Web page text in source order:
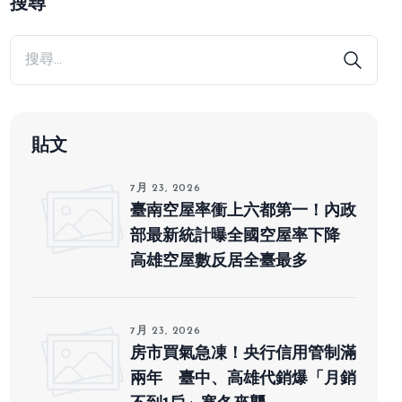
搜尋
貼文
7月 23, 2026
臺南空屋率衝上六都第一！內政
部最新統計曝全國空屋率下降
高雄空屋數反居全臺最多
7月 23, 2026
房市買氣急凍！央行信用管制滿
兩年 臺中、高雄代銷爆「月銷